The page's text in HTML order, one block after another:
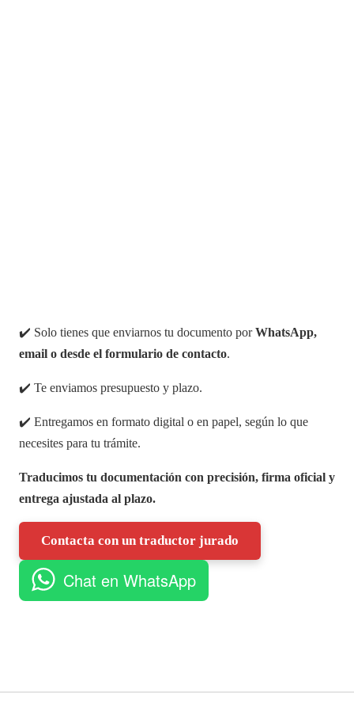
✔️ Solo tienes que enviarnos tu documento porWhatsApp,
email o desde el formulario de contacto.
✔️ Te enviamos presupuesto y plazo.
✔️ Entregamos en formato digital o en papel, según lo que
necesites para tu trámite.
Traducimos tu documentación con precisión, firma oficial y
entrega ajustada al plazo.
Contacta con un traductor jurado
Chat en WhatsApp